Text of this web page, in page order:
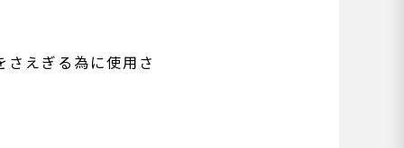
えぎる為に使用さ